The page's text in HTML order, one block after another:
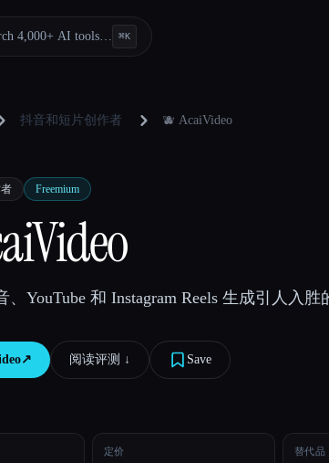
4,000+ AI tools… ⌘K
抖音和短片创作者 🫐 AcaiVideo
Freemium
YouTube 和 Instagram Reels 生成引人入胜
↗︎ 阅读评测 ↓︎ Save
定价 替代品